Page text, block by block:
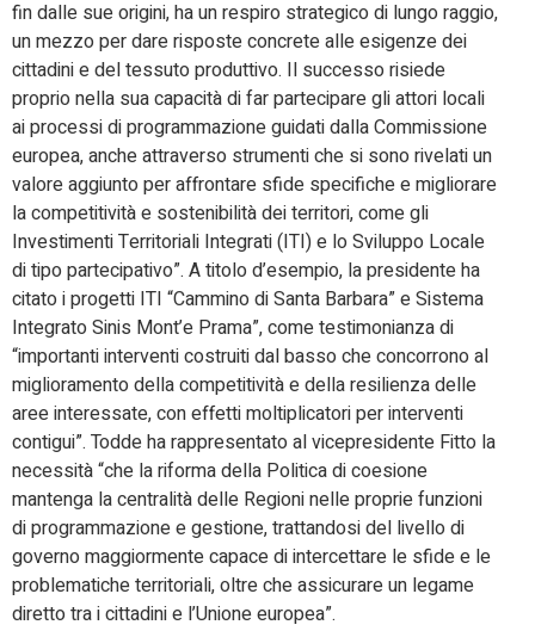
fin dalle sue origini, ha un respiro strategico di lungo raggio,
un mezzo per dare risposte concrete alle esigenze dei
cittadini e del tessuto produttivo. Il successo risiede
proprio nella sua capacità di far partecipare gli attori locali
ai processi di programmazione guidati dalla Commissione
europea, anche attraverso strumenti che si sono rivelati un
valore aggiunto per affrontare sfide specifiche e migliorare
la competitività e sostenibilità dei territori, come gli
Investimenti Territoriali Integrati (ITI) e lo Sviluppo Locale
di tipo partecipativo”. A titolo d’esempio, la presidente ha
citato i progetti ITI “Cammino di Santa Barbara” e Sistema
Integrato Sinis Mont’e Prama”, come testimonianza di
“importanti interventi costruiti dal basso che concorrono al
miglioramento della competitività e della resilienza delle
aree interessate, con effetti moltiplicatori per interventi
contigui”. Todde ha rappresentato al vicepresidente Fitto la
necessità “che la riforma della Politica di coesione
mantenga la centralità delle Regioni nelle proprie funzioni
di programmazione e gestione, trattandosi del livello di
governo maggiormente capace di intercettare le sfide e le
problematiche territoriali, oltre che assicurare un legame
diretto tra i cittadini e l’Unione europea”.